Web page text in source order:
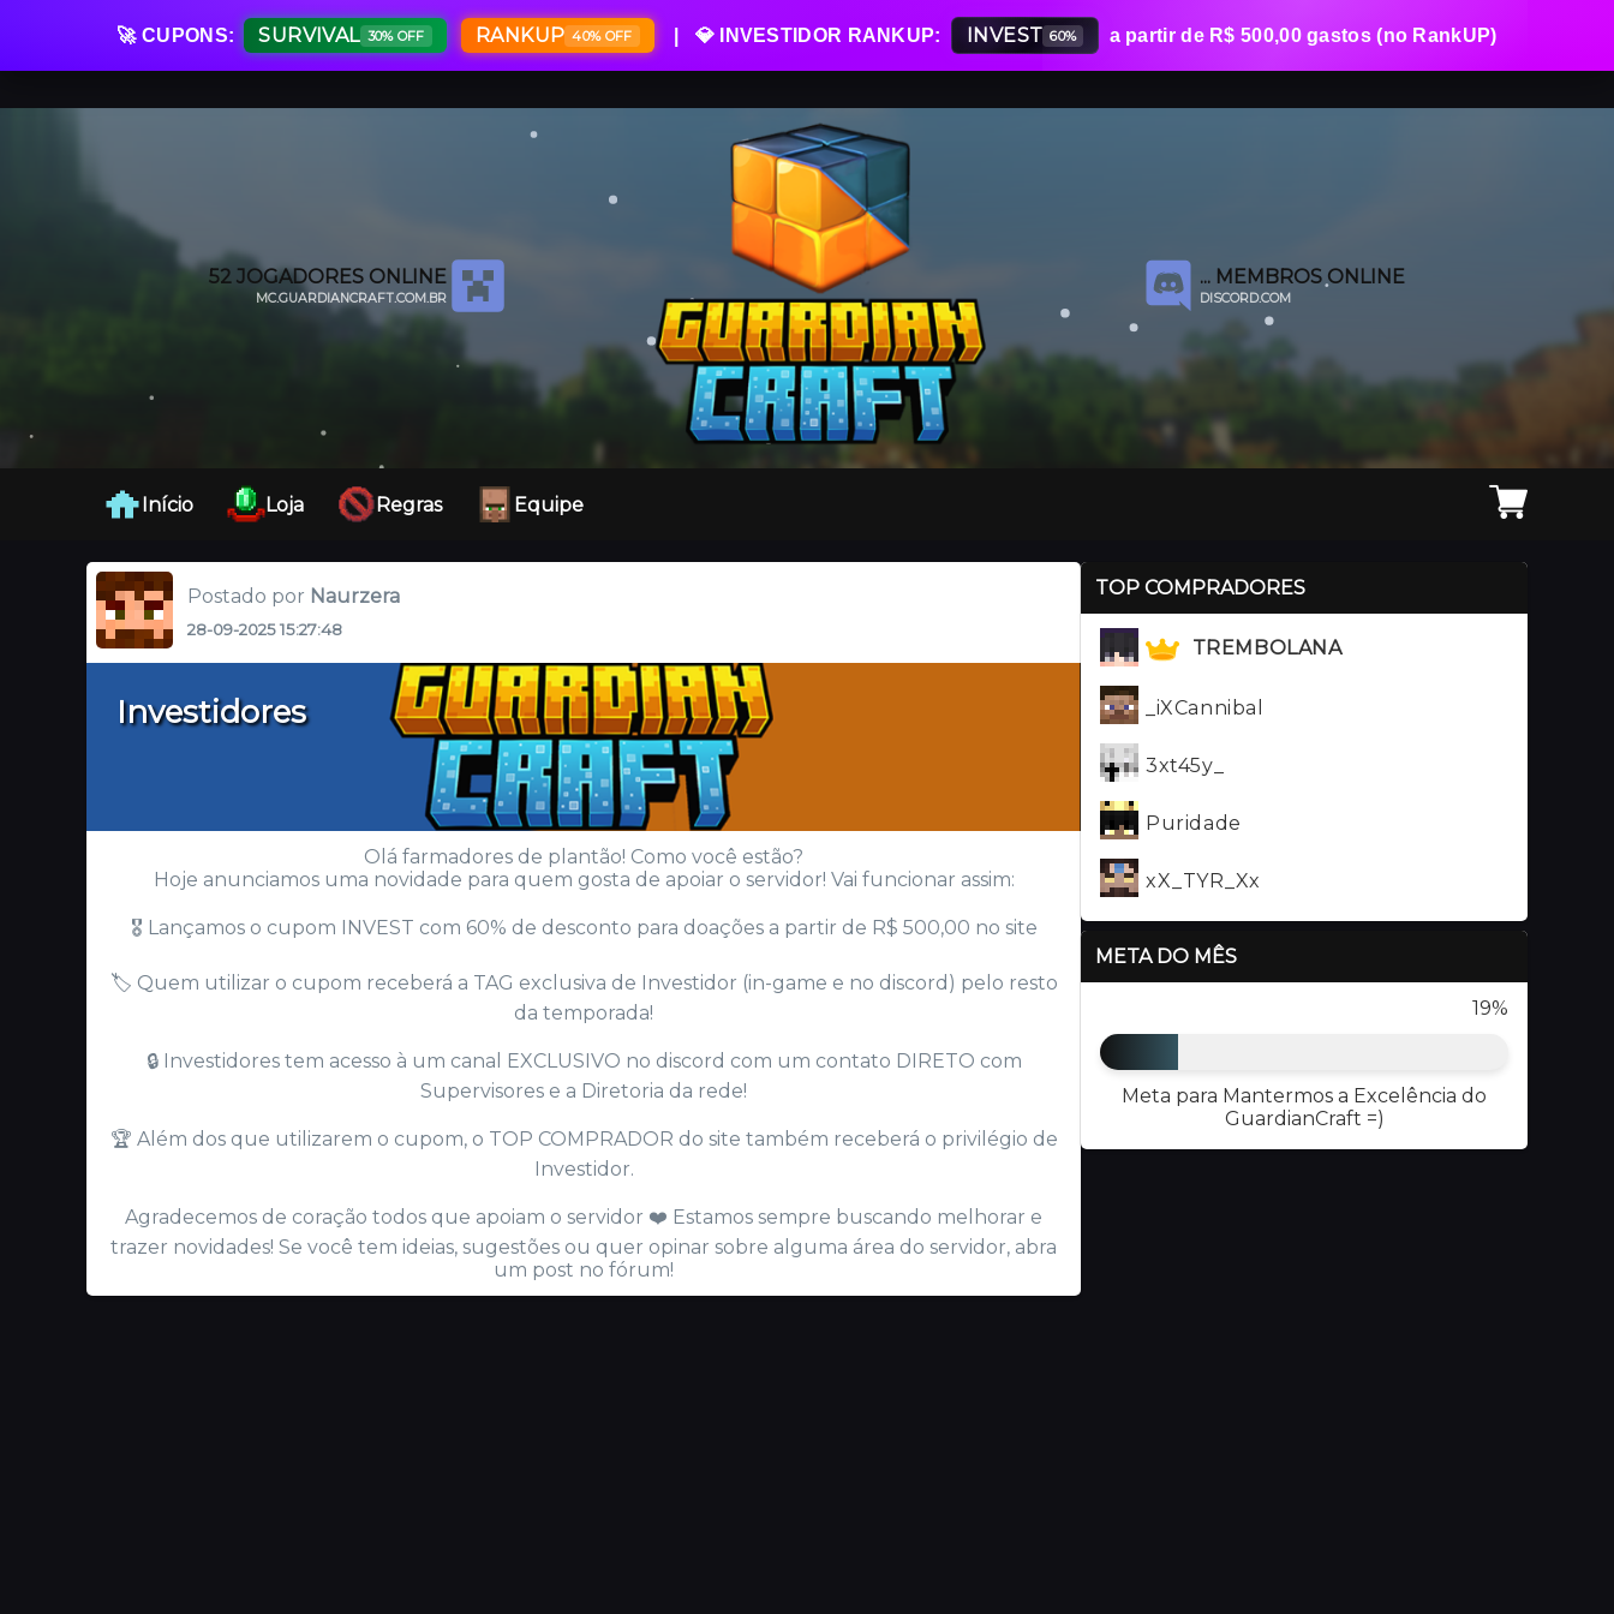
52JOGADORES ONLINE
MC.GUARDIANCRAFT.COM.BR
...MEMBROS ONLINE
DISCORD.COM
Início Loja Regras Equipe
Postado por Naurzera
28-09-2025 15:27:48
Investidores
Olá farmadores de plantão! Como você estão?
Hoje anunciamos uma novidade para quem gosta de apoiar o servidor! Vai funcionar assim:
🎖️ Lançamos o cupom INVEST com 60% de desconto para doações a partir de R$ 500,00 no site
🏷️ Quem utilizar o cupom receberá a TAG exclusiva de Investidor (in-game e no discord) pelo resto
da temporada!
🔒 Investidores tem acesso à um canal EXCLUSIVO no discord com um contato DIRETO com
Supervisores e a Diretoria da rede!
🏆 Além dos que utilizarem o cupom, o TOP COMPRADOR do site também receberá o privilégio de
Investidor.
Agradecemos de coração todos que apoiam o servidor ❤️ Estamos sempre buscando melhorar e
trazer novidades! Se você tem ideias, sugestões ou quer opinar sobre alguma área do servidor, abra
um post no ⁠fórum!
TOP COMPRADORES
TREMBOLANA
_iXCannibal
3xt45y_
Puridade
xX_TYR_Xx
META DO MÊS
19%
Meta para Mantermos a Excelência do
GuardianCraft =)
🚀 CUPONS: SURVIVAL 30% OFF RANKUP 40% OFF | 💎 INVESTIDOR RANKUP: INVEST 60% a partir de R$ 500,00 gastos (no RankUP)